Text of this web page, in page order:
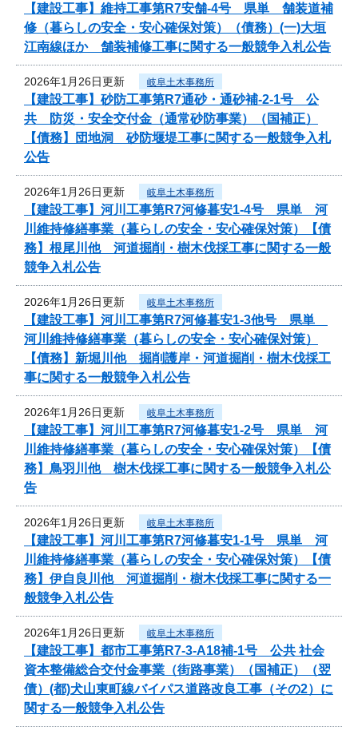
【建設工事】維持工事第R7安舗-4号 県単 舗装道補
修（暮らしの安全・安心確保対策）（債務）(一)大垣
江南線ほか 舗装補修工事に関する一般競争入札公告
2026年1月26日更新 岐阜土木事務所
【建設工事】砂防工事第R7通砂・通砂補-2-1号 公
共 防災・安全交付金（通常砂防事業）（国補正）
【債務】団地洞 砂防堰堤工事に関する一般競争入札
公告
2026年1月26日更新 岐阜土木事務所
【建設工事】河川工事第R7河修暮安1-4号 県単 河
川維持修繕事業（暮らしの安全・安心確保対策）【債
務】根尾川他 河道掘削・樹木伐採工事に関する一般
競争入札公告
2026年1月26日更新 岐阜土木事務所
【建設工事】河川工事第R7河修暮安1-3他号 県単
河川維持修繕事業（暮らしの安全・安心確保対策）
【債務】新堀川他 掘削護岸・河道掘削・樹木伐採工
事に関する一般競争入札公告
2026年1月26日更新 岐阜土木事務所
【建設工事】河川工事第R7河修暮安1-2号 県単 河
川維持修繕事業（暮らしの安全・安心確保対策）【債
務】鳥羽川他 樹木伐採工事に関する一般競争入札公
告
2026年1月26日更新 岐阜土木事務所
【建設工事】河川工事第R7河修暮安1-1号 県単 河
川維持修繕事業（暮らしの安全・安心確保対策）【債
務】伊自良川他 河道掘削・樹木伐採工事に関する一
般競争入札公告
2026年1月26日更新 岐阜土木事務所
【建設工事】都市工事第R7-3-A18補-1号 公共 社会
資本整備総合交付金事業（街路事業）（国補正）（翌
債）(都)犬山東町線バイパス道路改良工事（その2）に
関する一般競争入札公告